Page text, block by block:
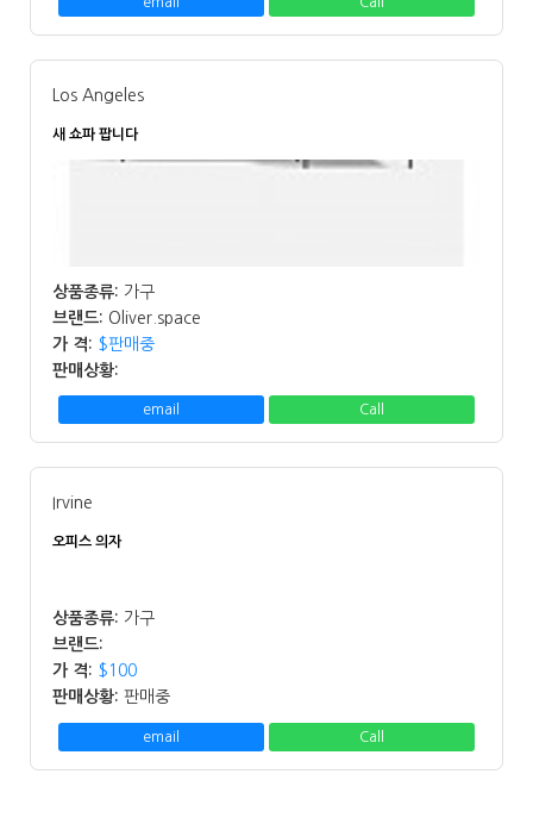
Los Angeles
새 쇼파 팝니다
상품종류: 가구
브랜드: Oliver.space
가 격: $판매중
판매상황:
email Call
Irvine
오피스 의자
상품종류: 가구
브랜드:
가 격: $100
판매상황: 판매중
email Call